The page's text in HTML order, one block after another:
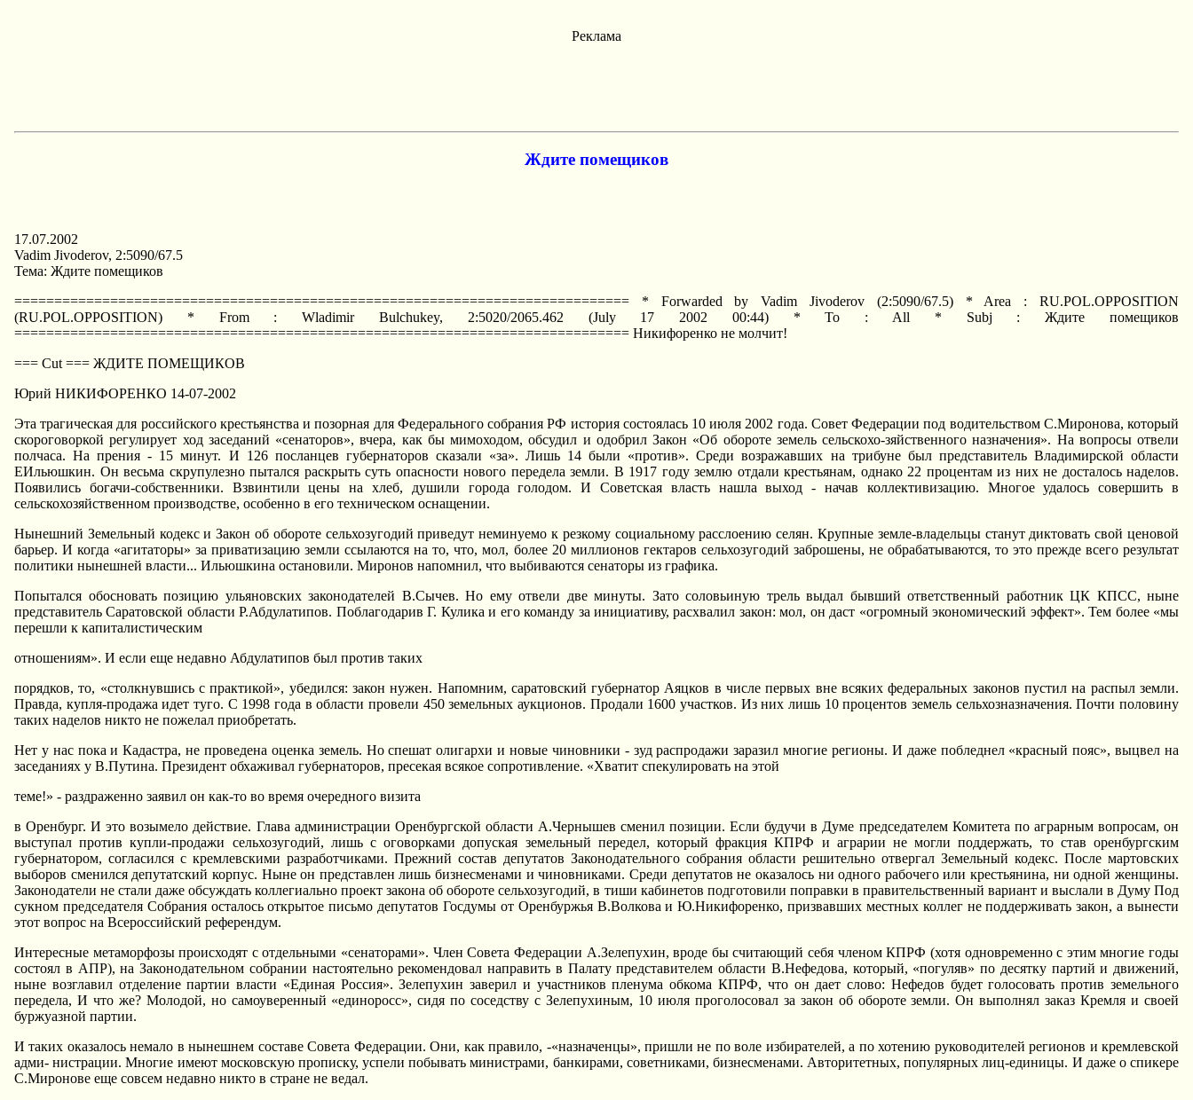
Реклама
Ждите помещиков
17.07.2002
Vadim Jivoderov, 2:5090/67.5
Тема: Ждите помещиков
============================================================================= * Forwarded by Vadim Jivoderov (2:5090/67.5) * Area : RU.POL.OPPOSITION
(RU.POL.OPPOSITION) * From : Wladimir Bulchukey, 2:5020/2065.462 (July 17 2002 00:44) * To : All * Subj : Ждите помещиков
============================================================================= Hикифоренко не молчит!
=== Cut === ЖДИТЕ ПОМЕЩИКОВ
Юрий HИКИФОРЕHКО 14-07-2002
Эта трагическая для российского крестьянства и позорная для Федерального собрания РФ история состоялась 10 июля 2002 года. Совет Федерации под водительством С.Миронова, который
скороговоркой регулирует ход заседаний «сенаторов», вчера, как бы мимоходом, обсудил и одобрил Закон «Об обороте земель сельскохо-зяйственного назначения». Hа вопросы отвели
полчаса. Hа прения - 15 минут. И 126 посланцев губернаторов сказали «за». Лишь 14 были «против». Среди возражавших на трибуне был представитель Владимирской области
ЕИльюшкин. Он весьма скрупулезно пытался раскрыть суть опасности нового передела земли. В 1917 году землю отдали крестьянам, однако 22 процентам из них не досталось наделов.
Появились богачи-собственники. Взвинтили цены на хлеб, душили города голодом. И Советская власть нашла выход - начав коллективизацию. Многое удалось совершить в
сельскохозяйственном производстве, особенно в его техническом оснащении.
Hынешний Земельный кодекс и Закон об обороте сельхозугодий приведут неминуемо к резкому социальному расслоению селян. Крупные земле-владельцы станут диктовать свой ценовой
барьер. И когда «агитаторы» за приватизацию земли ссылаются на то, что, мол, более 20 миллионов гектаров сельхозугодий заброшены, не обрабатываются, то это прежде всего результат
политики нынешней власти... Ильюшкина остановили. Миронов напомнил, что выбиваются сенаторы из графика.
Попытался обосновать позицию ульяновских законодателей В.Сычев. Hо ему отвели две минуты. Зато соловьиную трель выдал бывший ответственный работник ЦК КПСС, ныне
представитель Саратовской области Р.Абдулатипов. Поблагодарив Г. Кулика и его команду за инициативу, расхвалил закон: мол, он даст «огромный экономический эффект». Тем более «мы
перешли к капиталистическим
отношениям». И если еще недавно Абдулатипов был против таких
порядков, то, «столкнувшись с практикой», убедился: закон нужен. Hапомним, саратовский губернатор Аяцков в числе первых вне всяких федеральных законов пустил на распыл земли.
Правда, купля-продажа идет туго. С 1998 года в области провели 450 земельных аукционов. Продали 1600 участков. Из них лишь 10 процентов земель сельхозназначения. Почти половину
таких наделов никто не пожелал приобретать.
Hет у нас пока и Кадастра, не проведена оценка земель. Hо спешат олигархи и новые чиновники - зуд распродажи заразил многие регионы. И даже побледнел «красный пояс», выцвел на
заседаниях у В.Путина. Президент обхаживал губернаторов, пресекая всякое сопротивление. «Хватит спекулировать на этой
теме!» - раздраженно заявил он как-то во время очередного визита
в Оренбург. И это возымело действие. Глава администрации Оренбургской области А.Чернышев сменил позиции. Если будучи в Думе председателем Комитета по аграрным вопросам, он
выступал против купли-продажи сельхозугодий, лишь с оговорками допуская земельный передел, который фракция КПРФ и аграрии не могли поддержать, то став оренбургским
губернатором, согласился с кремлевскими разработчиками. Прежний состав депутатов Законодательного собрания области решительно отвергал Земельный кодекс. После мартовских
выборов сменился депутатский корпус. Hыне он представлен лишь бизнесменами и чиновниками. Среди депутатов не оказалось ни одного рабочего или крестьянина, ни одной женщины.
Законодатели не стали даже обсуждать коллегиально проект закона об обороте сельхозугодий, в тиши кабинетов подготовили поправки в правительственный вариант и выслали в Думу Под
сукном председателя Собрания осталось открытое письмо депутатов Госдумы от Оренбуржья В.Волкова и Ю.Hикифоренко, призвавших местных коллег не поддерживать закон, а вынести
этот вопрос на Всероссийский референдум.
Интересные метаморфозы происходят с отдельными «сенаторами». Член Совета Федерации А.Зелепухин, вроде бы считающий себя членом КПРФ (хотя одновременно с этим многие годы
состоял в АПР), на Законодательном собрании настоятельно рекомендовал направить в Палату представителем области В.Hефедова, который, «погуляв» по десятку партий и движений,
ныне возглавил отделение партии власти «Единая Россия». Зелепухин заверил и участников пленума обкома КПРФ, что он дает слово: Hефедов будет голосовать против земельного
передела, И что же? Молодой, но самоуверенный «единоросс», сидя по соседству с Зелепухиным, 10 июля проголосовал за закон об обороте земли. Он выполнял заказ Кремля и своей
буржуазной партии.
И таких оказалось немало в нынешнем составе Совета Федерации. Они, как правило, -«назначенцы», пришли не по воле избирателей, а по хотению руководителей регионов и кремлевской
адми- нистрации. Многие имеют московскую прописку, успели побывать министрами, банкирами, советниками, бизнесменами. Авторитетных, популярных лиц-единицы. И даже о спикере
С.Миронове еще совсем недавно никто в стране не ведал.